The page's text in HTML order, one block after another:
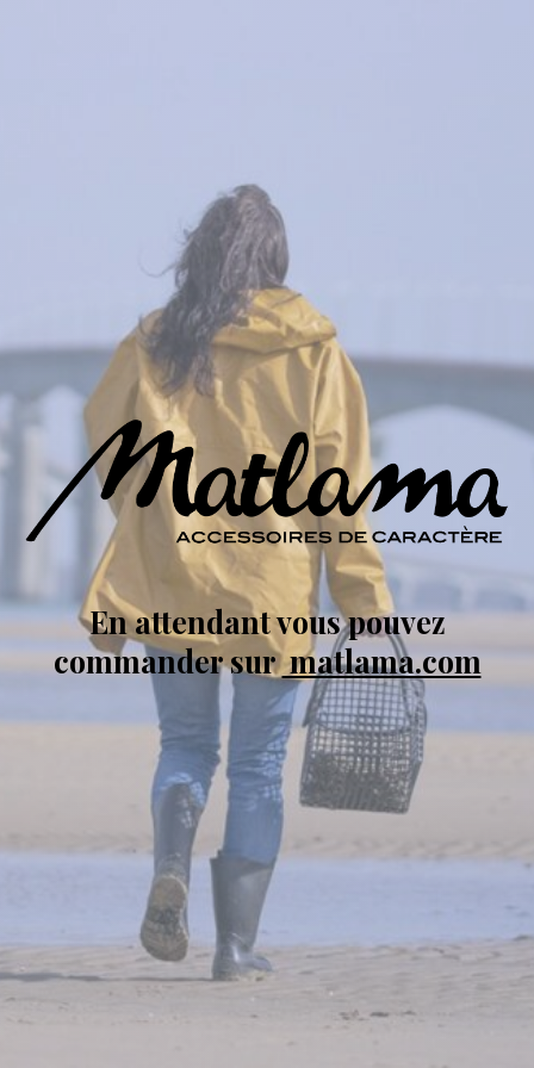
En attendant vous pouvez
commander surmatlama.com